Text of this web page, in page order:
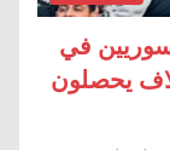
في
على اللجوء بالنمسا و 3 آلاف يحصلون